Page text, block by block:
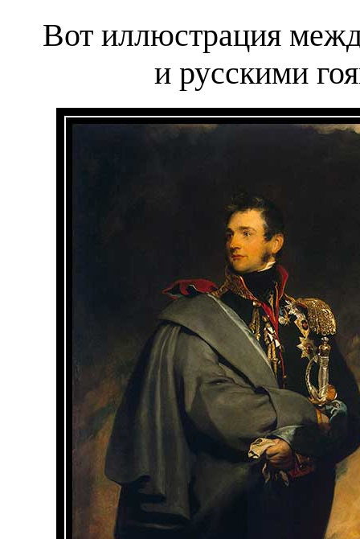
Вот иллюстрация
и русскими